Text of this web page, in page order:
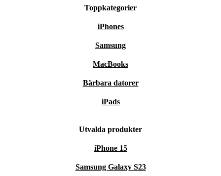
Toppkategorier
iPhones
Samsung
MacBooks
Bärbara datorer
iPads
Utvalda produkter
iPhone 15
Samsung Galaxy S23